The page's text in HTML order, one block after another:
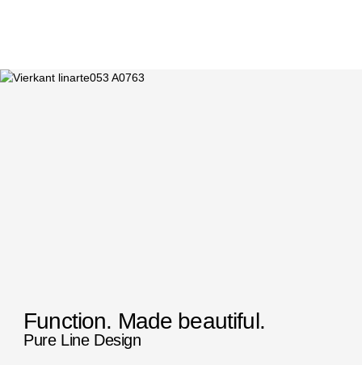
Function. Made beautiful.
Pure Line Design